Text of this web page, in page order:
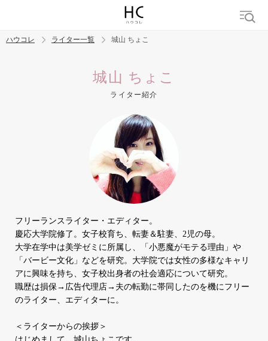
男の本音
ハウコレ ライター一覧 城山 ちょこ
城山 ちょこ
ライター紹介
フリーランスライター・エディター。
慶応大学院修了。女子校育ち、転妻＆駐妻、2児の母。
大学在学中は美学ゼミに所属し、「小悪魔がモテる理由」や
「バービー文化」などを研究。大学院では女性の多様なキャリ
アに興味を持ち、女子校出身者の社会適応について研究。
職歴は損保→広告代理店→夫の転勤に帯同したのを機にフリー
のライター、エディターに。
＜ライターからの挨拶＞